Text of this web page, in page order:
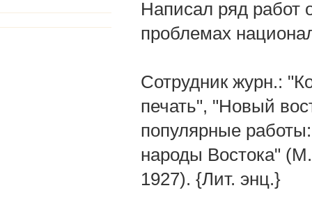
Написал ряд работ
проблемах
Сотрудник журн.:
печать", "Новый
популярные
народы Востока"
1927). {Лит. энц.}